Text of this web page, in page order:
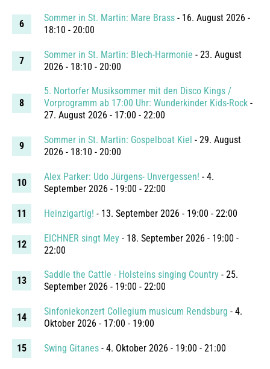
Sommer in St. Martin: Mare Brass- 16. August 2026 -
18:10 - 20:00
Sommer in St. Martin: Blech-Harmonie - 23. August
2026 - 18:10 - 20:00
5. Nortorfer Musiksommer mit den Disco Kings /
Vorprogramm ab 17:00 Uhr: Wunderkinder Kids-Rock-
27. August 2026 - 17:00 - 22:00
Sommer in St. Martin: Gospelboat Kiel - 29. August
2026 - 18:10 - 20:00
Alex Parker: Udo Jürgens- Unvergessen! - 4.
September 2026 - 19:00 - 22:00
Heinzigartig! - 13. September 2026 - 19:00 - 22:00
EICHNER singt Mey- 18. September 2026 - 19:00 -
22:00
Saddle the Cattle - Holsteins singing Country- 25.
September 2026 - 19:00 - 22:00
Sinfoniekonzert Collegium musicum Rendsburg - 4.
Oktober 2026 - 17:00 - 19:00
Swing Gitanes- 4. Oktober 2026 - 19:00 - 21:00